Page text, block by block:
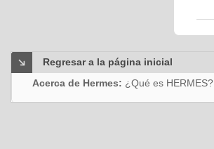
Regresar a la página inicial
Acerca de Hermes: ¿Qué es HERMES?